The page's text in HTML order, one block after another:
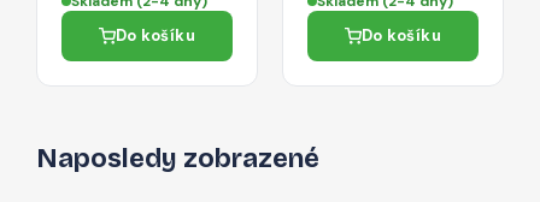
Do košíku Do košíku
Naposledy zobrazené